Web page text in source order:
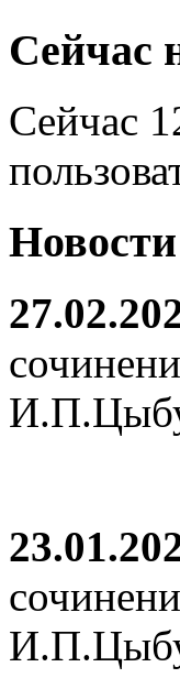
Сейчас
Сейчас